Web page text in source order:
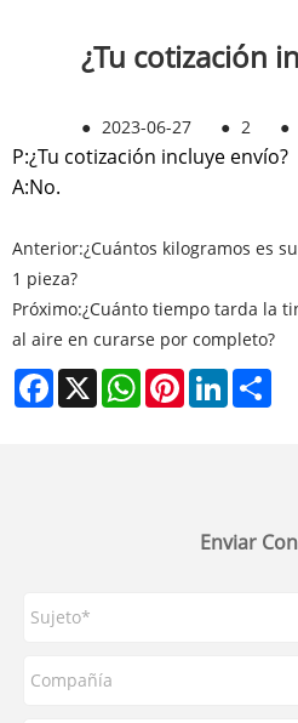
¿Tu cotización
● 2023-06-27 ● 2 ●
P:¿Tu cotización incluye envío?
A:No.
Anterior:¿Cuántos kilogramos es
1 pieza?
Próximo:¿Cuánto tiempo tarda la
al aire en curarse por completo?
Facebook
X WhatsAppPinterestLinkedIn
Enviar